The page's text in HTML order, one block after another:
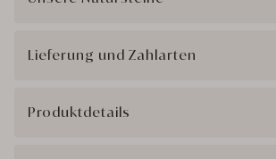
Lieferung und Zahlarten
Produktdetails